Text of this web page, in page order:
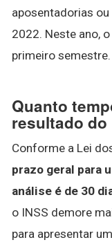
aposentadorias
2022. Neste ano,
primeiro semestre.
Quanto
resultado do
Conforme a Lei
prazo geral para
análise é de 30
o INSS demore
para apresentar